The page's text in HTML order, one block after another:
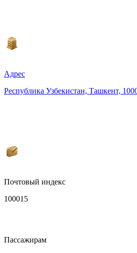
Адрес
Республика Узбекистан, Ташкент,
Почтовый индекс
100015
Пассажирам